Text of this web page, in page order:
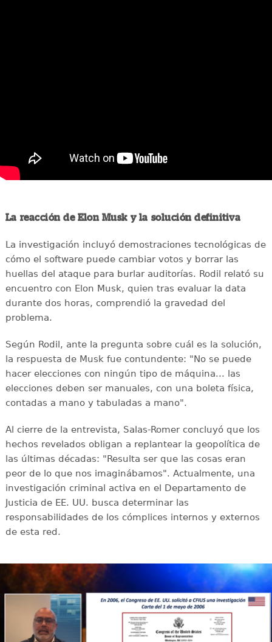
La reacción de Elon Musk y la solución definitiva
La investigación incluyó demostraciones tecnológicas de
cómo el software puede cambiar votos y borrar las
huellas del ataque para burlar auditorías. Rodil relató su
encuentro con Elon Musk, quien tras evaluar la data
durante dos horas, comprendió la gravedad del
problema.
Según Rodil, ante la pregunta sobre cuál es la solución,
la respuesta de Musk fue contundente: "No se puede
hacer elecciones con ningún tipo de máquina... las
elecciones deben ser manuales, con una boleta física,
contadas a mano y tabuladas a mano".
Al cierre de la entrevista, Salas-Romer concluyó que los
hechos revelados obligan a replantear la geopolítica de
las últimas décadas: "Resulta ser que las cosas eran
peor de lo que nos imaginábamos". Actualmente, una
investigación criminal activa en el Departamento de
Justicia de EE. UU. busca determinar las
responsabilidades de los cómplices internos y externos
de esta red.